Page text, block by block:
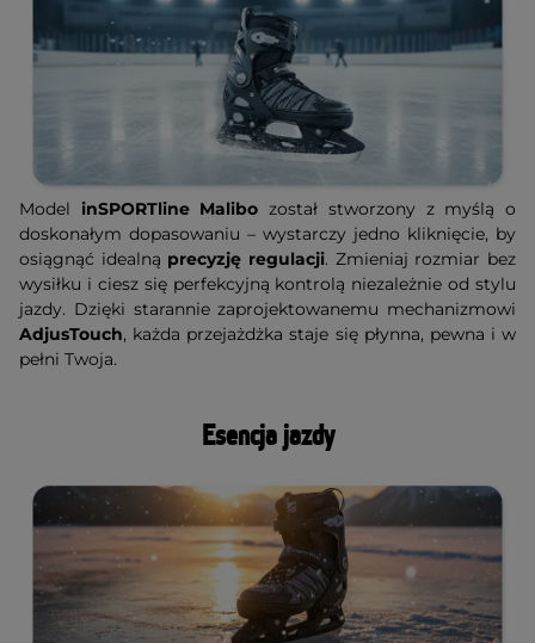
Model inSPORTline Malibo został stworzony z myślą o
doskonałym dopasowaniu – wystarczy jedno kliknięcie, by
osiągnąć idealną precyzję regulacji. Zmieniaj rozmiar bez
wysiłku i ciesz się perfekcyjną kontrolą niezależnie od stylu
jazdy. Dzięki starannie zaprojektowanemu mechanizmowi
AdjusTouch, każda przejażdżka staje się płynna, pewna i w
pełni Twoja.
Esencja jazdy